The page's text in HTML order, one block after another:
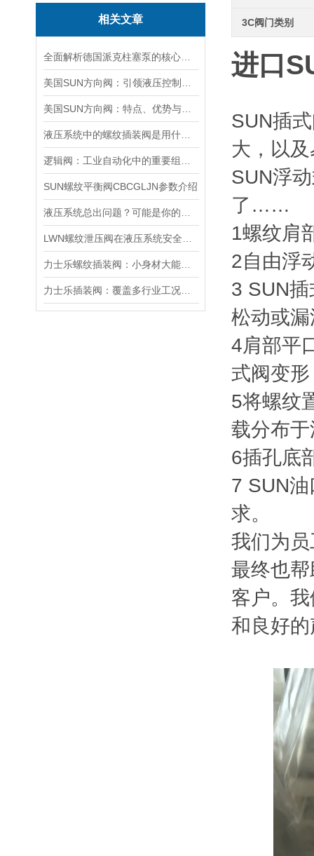
相关文章
SUN螺纹平衡阀CBCGLJN参数介绍
3C阀门类别
进口
SUN插
大，以
SUN浮
了……
1螺纹肩
2自由浮
3 SUN
松动或
4肩部平
式阀变
5将螺纹
载分布
6插孔底
7 SUN
求。
我们为
最终也
客户。
和良好